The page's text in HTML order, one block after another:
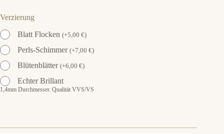
Verzierung
Blatt Flocken (+5,00 €)
Perls-Schimmer (+7,00 €)
Blütenblätter (+6,00 €)
Echter Brillant
1,4mm Durchmesser. Qualität VVS/VS